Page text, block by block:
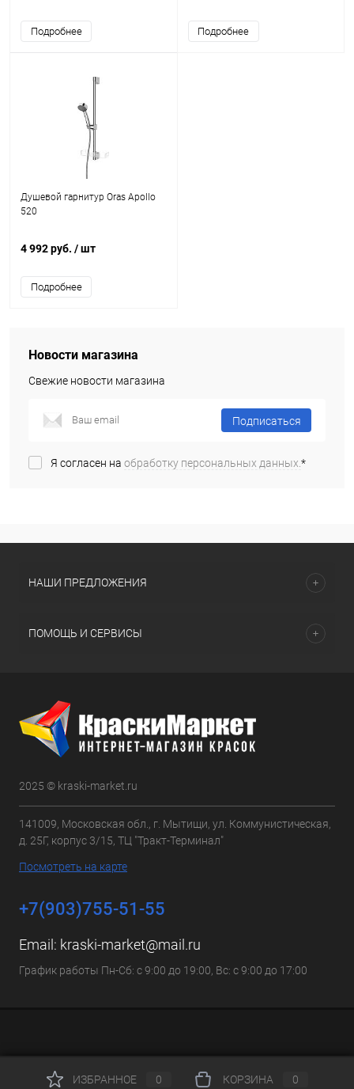
Подробнее Подробнее
Душевой гарнитур Oras Apollo
520
4 992 руб. / шт
Подробнее
Новости магазина
Свежие новости магазина
Подписаться
Я согласен на обработку персональных данных.*
НАШИ ПРЕДЛОЖЕНИЯ
ПОМОЩЬ И СЕРВИСЫ
2025 © kraski-market.ru
141009, Московская обл., г. Мытищи, ул. Коммунистическая,
д. 25Г, корпус 3/15, ТЦ "Тракт-Терминал"
Посмотреть на карте
+7(903)755-51-55
Email: kraski-market@mail.ru
График работы Пн-Сб: с 9:00 до 19:00, Вс: с 9:00 до 17:00
ИЗБРАННОЕ 0 КОРЗИНА 0